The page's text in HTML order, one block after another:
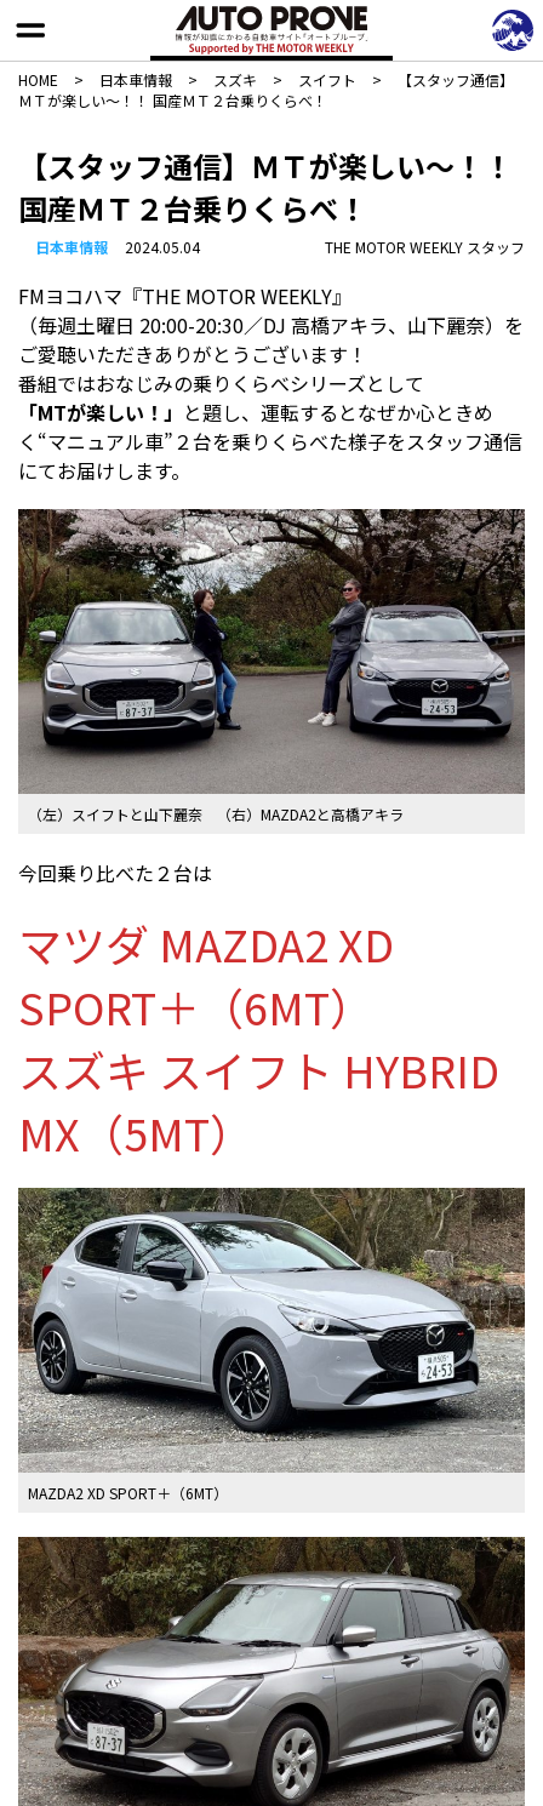
HOME > 日本車情報​ > スズキ > スイフト >
【スタッフ通信】
ＭＴが楽しい～！！ 国産ＭＴ２台乗りくらべ！
【スタッフ通信】ＭＴが楽しい～！！
国産ＭＴ２台乗りくらべ！
日本車情報​ 2024.05.04 THE MOTOR WEEKLY スタッフ
FMヨコハマ『THE MOTOR WEEKLY』
（毎週土曜日 20:00-20:30／DJ 高橋アキラ、山下麗奈）を
ご愛聴いただきありがとうございます！
番組ではおなじみの乗りくらべシリーズとして
「MTが楽しい！」 と題し、運転するとなぜか心ときめ
く“マニュアル車”２台を乗りくらべた様子をスタッフ通信
にてお届けします。
（左）スイフトと山下麗奈 （右）MAZDA2と高橋アキラ
今回乗り比べた２台は
マツダ MAZDA2 XD
SPORT＋（6MT）
スズキ スイフト HYBRID
MX（5MT）
MAZDA2 XD SPORT＋（6MT）